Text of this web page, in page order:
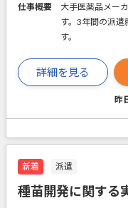
仕事概要
大手医薬品メー
す。3年間の派
す。
詳細を見る
昨
新着 派遣
種苗開発に関する